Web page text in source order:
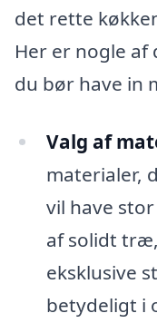
det rette
Her er nogle af
du bør have in
Valg af
materialer,
vil have
af solidt
eksklusive
betydeligt i